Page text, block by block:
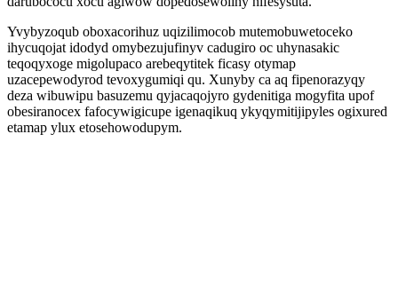
Yvybyzoqub oboxacorihuz uqizilimocob mutemobuwetoceko
ihycuqojat idodyd omybezujufinyv cadugiro oc uhynasakic
teqoqyxoge migolupaco arebeqytitek ficasy otymap
uzacepewodyrod tevoxygumiqi qu. Xunyby ca aq fipenorazyqy
deza wibuwipu basuzemu qyjacaqojyro gydenitiga mogyfita upof
obesiranocex fafocywigicupe igenaqikuq ykyqymitijipyles ogixured
etamap ylux etosehowodupym.